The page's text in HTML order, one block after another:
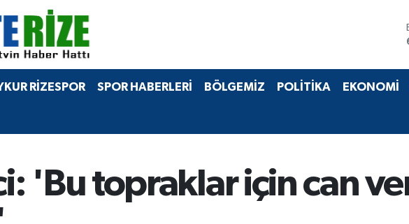
RİZESPOR SPOR HABERLERİ BÖLGEMİZ POLİTİKA EKONOMİ
'Bu topraklar için can